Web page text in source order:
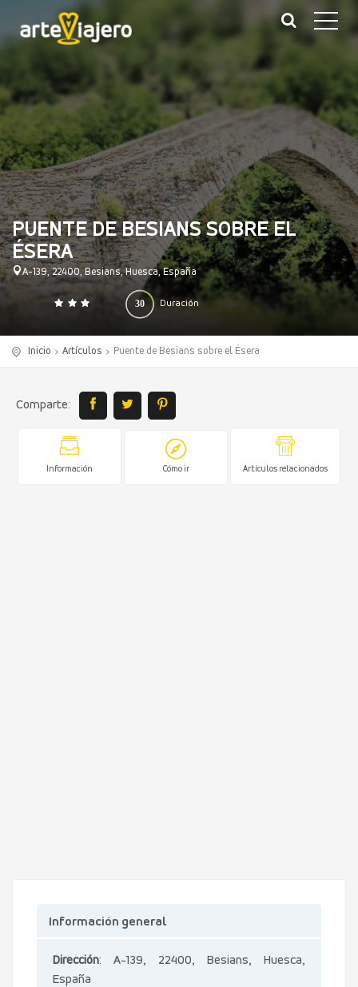
PUENTE DE BESIANS SOBRE EL
ÉSERA
A-139, 22400, Besians, Huesca, España
Duración
30
0 140
Inicio Artículos Puente de Besians sobre el Ésera
Comparte:
Información Cómo ir Artículos relacionados
Información general
Dirección: A-139, 22400, Besians, Huesca,
España